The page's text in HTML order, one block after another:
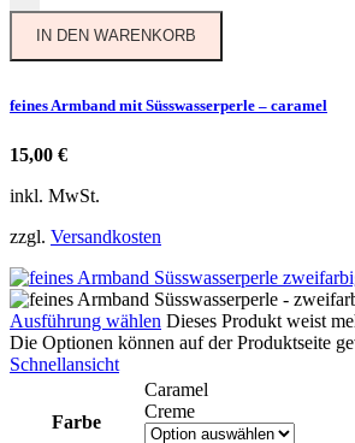
IN DEN WARENKORB
feines Armband mit Süsswasserperle – caramel
15,00 €
inkl. MwSt.
zzgl. Versandkosten
Ausführung wählen Dieses Produkt weist
Die Optionen können auf der Produktseite
Schnellansicht
Farbe
Caramel
Creme